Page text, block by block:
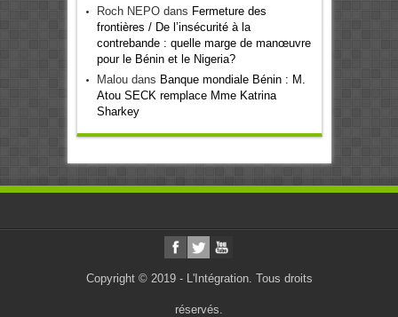
Roch NEPOdans Fermeture des
frontières / De l’insécurité à la
contrebande : quelle marge de manœuvre
pour le Bénin et le Nigeria?
Maloudans Banque mondiale Bénin : M.
Atou SECK remplace Mme Katrina
Sharkey
Copyright © 2019 - L'Intégration. Tous droits
réservés.